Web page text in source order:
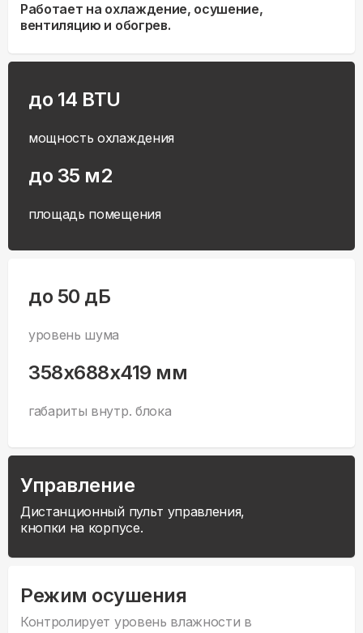
Работает на охлаждение, осушение,
вентиляцию и обогрев.
до 14 BTU
мощность охлаждения
до 35 м2
площадь помещения
до 50 дБ
уровень шума
358x688x419 мм
габариты внутр. блока
Управление
Дистанционный пульт управления,
кнопки на корпусе.
Режим осушения
Контролирует уровень влажности в